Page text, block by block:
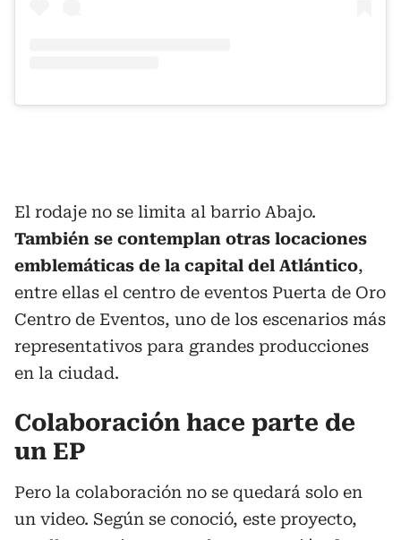
El rodaje no se limita al barrio Abajo.
También se contemplan otras locaciones
emblemáticas de la capital del Atlántico,
entre ellas el centro de eventos Puerta de Oro
Centro de Eventos, uno de los escenarios más
representativos para grandes producciones
en la ciudad.
Colaboración hace parte de
un EP
Pero la colaboración no se quedará solo en
un video. Según se conoció, este proyecto,